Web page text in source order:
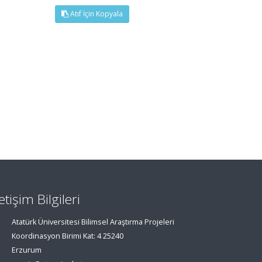
Atıf İçin Kopyala
Bilgileri
Atatürk Üniversitesi Bilimsel Araştırma Projeleri
Koordinasyon Birimi Kat: 4 25240
Erzurum